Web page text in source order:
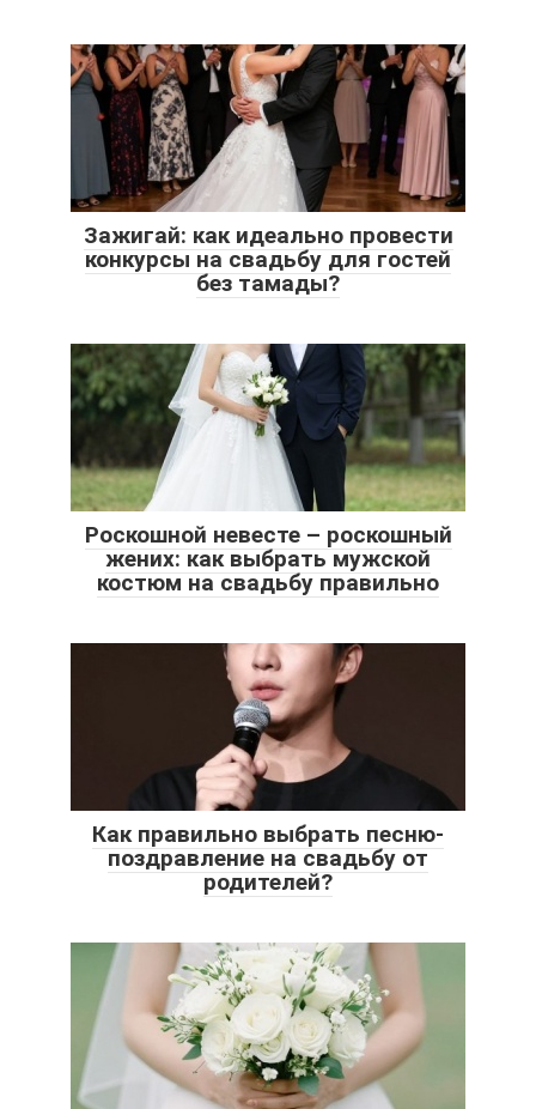
Зажигай: как идеально провести
конкурсы на свадьбу для гостей
без тамады?
Роскошной невесте – роскошный
жених: как выбрать мужской
костюм на свадьбу правильно
Как правильно выбрать песню-
поздравление на свадьбу от
родителей?